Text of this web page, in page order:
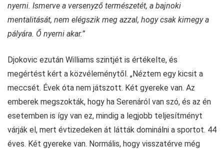
nyerni. Ismerve a versenyző természetét, a bajnoki
mentalitását, nem elégszik meg azzal, hogy csak kimegy a
pályára. Ő nyerni akar.”
Djokovic ezután Williams szintjét is értékelte, és
megértést kért a közvéleménytől. „Néztem egy kicsit a
meccsét. Évek óta nem játszott. Két gyereke van. Az
emberek megszokták, hogy ha Serenáról van szó, és az én
esetemben is így van ez, mindig a legjobb teljesítményt
várják el, mert évtizedeken át látták dominálni a sportot. 44
éves. Két gyereke van. Normális, hogy visszatérve még